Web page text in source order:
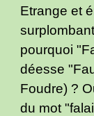
Etrange et
pourquoi
déesse
Foudre) ?
du mot